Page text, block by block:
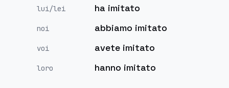
lui/lei ha imitato
noi abbiamo imitato
voi avete imitato
loro hanno imitato